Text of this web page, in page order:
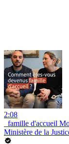
2:08
_famille d'accueil
Ministère de la